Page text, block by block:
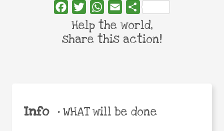
Info •WHAT will be done
FacebookTwitterWhatsApp
Email Share
Help the world,
share this action!